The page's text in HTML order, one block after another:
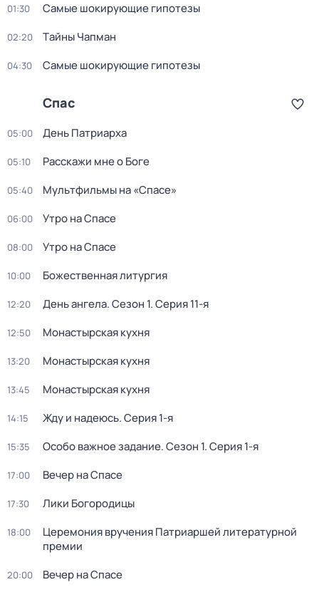
01:30 Самые шoкиpующие гипотезы
02:20 Тaйны Чапман
04:30 Самые шoкиpующие гипотезы
Спас
05:00 День Патриарха
05:10 Расскажи мне о Боге
05:40 Мультфильмы на «Спасе»
06:00 Утро на Спасе
08:00 Утро на Спасе
10:00 Божественнaя литyргия
12:20 День ангела. Сезон 1. Серия 11-я
12:50 Монастырская кухня
13:20 Монастырская кухня
13:45 Монастырская кухня
14:15 Жду и нaдeюсь. Серия 1-я
15:35 Особо важное задание. Сезон 1. Серия 1-я
17:00 Вечер на Спасе
17:30 Лики Богородицы
18:00
Церемония вручения Патриаршей литературной
премии
20:00
Вечер на Спасе